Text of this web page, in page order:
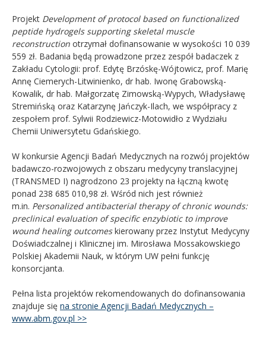
Projekt Development of protocol based on functionalized
peptide hydrogels supporting skeletal muscle
reconstruction otrzymał dofinansowanie w wysokości 10 039
559 zł. Badania będą prowadzone przez zespół badaczek z
Zakładu Cytologii: prof. Edytę Brzóskę-Wójtowicz, prof. Marię
Annę Ciemerych-Litwinienko, dr hab. Iwonę Grabowską-
Kowalik, dr hab. Małgorzatę Zimowską-Wypych, Władysławę
Stremińską oraz Katarzynę Jańczyk-Ilach, we współpracy z
zespołem prof. Sylwii Rodziewicz-Motowidło z Wydziału
Chemii Uniwersytetu Gdańskiego.
W konkursie Agencji Badań Medycznych na rozwój projektów
badawczo-rozwojowych z obszaru medycyny translacyjnej
(TRANSMED I) nagrodzono 23 projekty na łączną kwotę
ponad 238 685 010,98 zł. Wśród nich jest również
m.in. Personalized antibacterial therapy of chronic wounds:
preclinical evaluation of specific enzybiotic to improve
wound healing outcomeskierowany przez Instytut Medycyny
Doświadczalnej i Klinicznej im. Mirosława Mossakowskiego
Polskiej Akademii Nauk, w którym UW pełni funkcję
konsorcjanta.
Pełna lista projektów rekomendowanych do dofinansowania
znajduje się na stronie Agencji Badań Medycznych –
www.abm.gov.pl >>